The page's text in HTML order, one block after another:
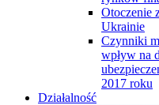
Otoczenie
Ukrainie
Czynniki
wpływ na
2017 roku
Działalność